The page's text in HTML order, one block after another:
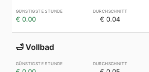
€ 0.00 € 0.04
🛁 Vollbad